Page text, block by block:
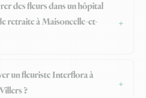
des fleurs dans un hôpital
retraite à Maisoncelle-et-
un fleuriste Interflora à
?